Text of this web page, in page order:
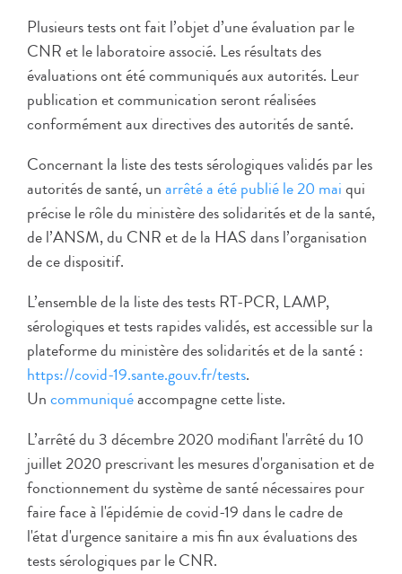
Plusieurs tests ont fait l’objet d’une évaluation par le
CNR et le laboratoire associé. Les résultats des
évaluations ont été communiqués aux autorités. Leur
publication et communication seront réalisées
conformément aux directives des autorités de santé.
Concernant la liste des tests sérologiques validés par les
autorités de santé, unarrêté a été publié le 20 maiqui
précise le rôle du ministère des solidarités et de la santé,
de l’ANSM, du CNR et de la HAS dans l’organisation
de ce dispositif.
L’ensemble de la liste des tests RT-PCR, LAMP,
sérologiques et tests rapides validés, est accessible sur la
plateforme du ministère des solidarités et de la santé :
https://covid-19.sante.gouv.fr/tests.
Uncommuniquéaccompagne cette liste.
L’arrêté du 3 décembre 2020 modifiant l'arrêté du 10
juillet 2020 prescrivant les mesures d'organisation et de
fonctionnement du système de santé nécessaires pour
faire face à l'épidémie de covid-19 dans le cadre de
l'état d'urgence sanitaire a mis fin aux évaluations des
tests sérologiques par le CNR.